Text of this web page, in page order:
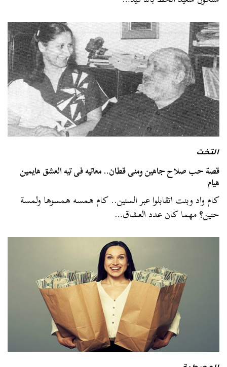
التخت
قصة حب صلاح جاهين ومنى قطان.. معاتيه فى تيه العشق هايمين
هيام
كام واد وبنت اتقابلوا عبر السنين.. كام همسه همسوها ولمسة
حنين؟ مهما كان عدد العشاق…